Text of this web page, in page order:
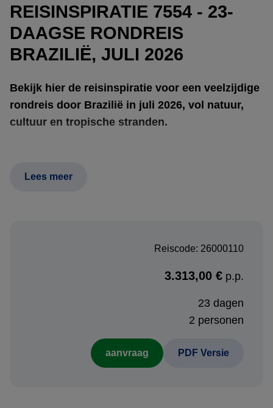
REISINSPIRATIE 7554 - 23-
DAAGSE RONDREIS
BRAZILIË, JULI 2026
Bekijk hier de reisinspiratie voor een veelzijdige
rondreis door Brazilië in juli 2026, vol natuur,
cultuur en tropische stranden.
Chapada
verken je grotten,
kristalheldere lagunes en indrukwekkende tafelbergen.
Ribeirão do Meio, waar natuurlijke
waterglijbanen en frisse poelen midden in het landschap
Lees meer
Reiscode: 26000110
3.313,00 € p.p.
23 dagen
2 personen
aanvraag PDF Versie